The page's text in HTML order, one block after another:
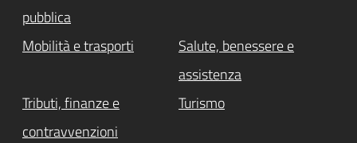
pubblica
Mobilità e trasporti
Salute, benessere e
assistenza
Tributi, finanze e
contravvenzioni
Turismo